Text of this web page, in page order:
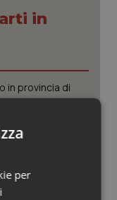
in
in provincia di
Romagna:
cinque
per